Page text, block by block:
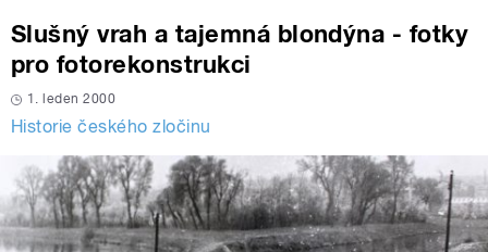
Slušný vrah a tajemná blondýna - fotky
pro fotorekonstrukci
1. leden 2000
Historie českého zločinu